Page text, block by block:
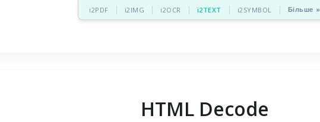
i2PDF i2IMG i2OCR i2TEXT i2SYMBOL Більше »
HTML Decode